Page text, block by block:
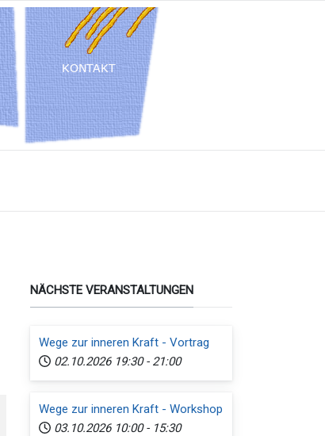
NÄCHSTE VERANSTALTUNGEN
Wege zur inneren Kraft - Vortrag
02.10.2026 19:30 - 21:00
Wege zur inneren Kraft - Workshop
03.10.2026 10:00 - 15:30